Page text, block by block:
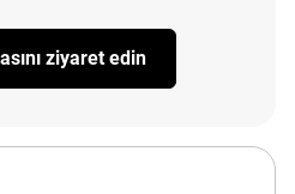
ziyaret edin